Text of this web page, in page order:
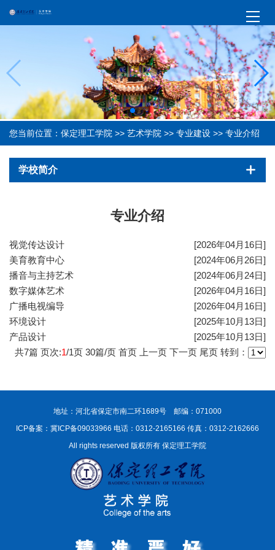
您当前位置： 保定理工学院 >> 艺术学院 >> 专业建设 >> 专业介绍
学校简介
专业介绍
视觉传达设计
[2026年04月16日]
美育教育中心
[2024年06月26日]
播音与主持艺术
[2024年06月24日]
数字媒体艺术
[2026年04月16日]
广播电视编导
[2026年04月16日]
环境设计
[2025年10月13日]
产品设计
[2025年10月13日]
共7篇 页次:1/1页 30篇/页 首页 上一页 下一页 尾页 转到：
地址：河北省保定市南二环1689号 邮编：071000
ICP备案：冀ICP备09033966 电话：0312-2165166 传真：0312-2162666
All rights reserved 版权所有 保定理工学院